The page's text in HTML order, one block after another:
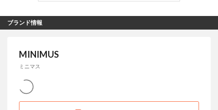
ブランド情報
MINIMUS
ミニマス